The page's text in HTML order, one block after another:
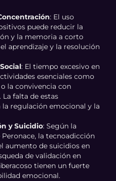
: El uso
puede reducir la
y la memoria a corto
aprendizaje y la resolución
: El tiempo excesivo en
esenciales como
la convivencia con
falta de estas
la regulación emocional y la
y Suicidio: Según la
la tecnoadicción
aumento de suicidios en
de validación en
tienen un fuerte
emocional.